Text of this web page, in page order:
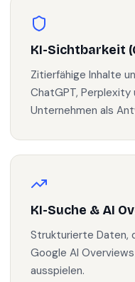
KI-Sichtbarkeit
Zitierfähige Inhalte
ChatGPT, Perplexity
Unternehmen als
KI-Suche & AI
Strukturierte Daten,
Google AI
ausspielen.